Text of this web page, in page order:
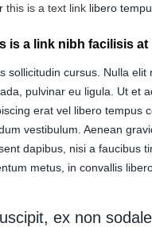
this is a text link libero
is a link nibh facilisis at
sollicitudin cursus. Nulla elit
pulvinar eu ligula. Ut et
erat vel libero tempus
vestibulum. Aenean
dapibus, nisi a faucibus
metus, in convallis
ex non